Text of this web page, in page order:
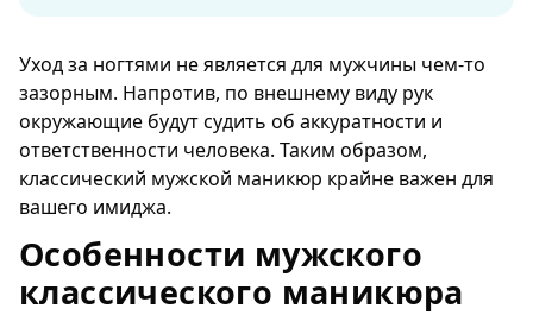
Уход за ногтями не является для мужчины чем-то
зазорным. Напротив, по внешнему виду рук
окружающие будут судить об аккуратности и
ответственности человека. Таким образом,
классический мужской маникюр крайне важен для
вашего имиджа.
Особенности мужского
классического маникюра